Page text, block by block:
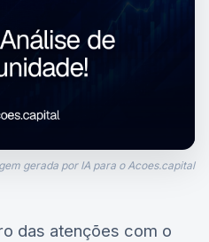
gerada por IA para o Acoes.capital
das atenções com o